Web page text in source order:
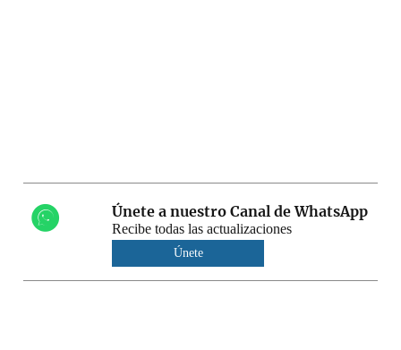
Únete a nuestro Canal de WhatsApp
Recibe todas las actualizaciones
Únete